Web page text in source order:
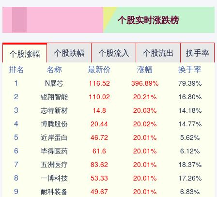
个股实时涨跌榜
个股涨幅 个股跌幅 个股流入 个股流出
换手率
排名
名称 最新价 涨幅
换手率
1
N展芯 116.52 396.89% 79.39%
2 锐翔智能 110.02 20.21% 16.80%
3 志特新材 14.8 20.03% 14.18%
4 博腾股份 20.44 20.02% 14.77%
5 近岸蛋白 46.72 20.01% 5.62%
6 毕得医药 61.6 20.01% 6.12%
7 五洲医疗 83.62 20.01% 18.37%
8 一博科技 53.33 20.01% 17.26%
9 耐科装备 49.67 20.01% 6.83%